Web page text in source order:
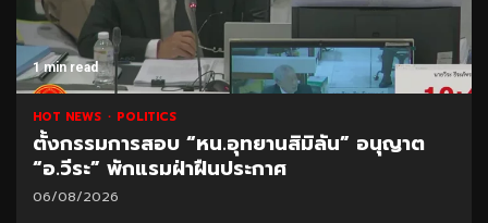
1 min read
HOT NEWS POLITICS
ตั้งกรรมการสอบ “หน.อุทยานสิมิลัน” อนุญาต
“อ.วีระ” พักแรมฝ่าฝืนประกาศ
06/08/2026